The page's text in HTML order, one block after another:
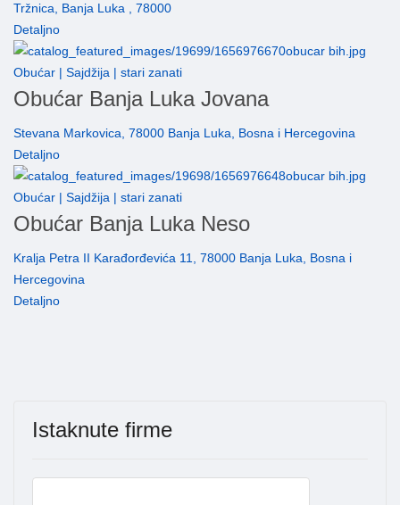
Tržnica, Banja Luka , 78000
Detaljno
Obućar | Sajdžija | stari zanati
Obućar Banja Luka Jovana
Stevana Markovica, 78000 Banja Luka, Bosna i Hercegovina
Detaljno
Obućar | Sajdžija | stari zanati
Obućar Banja Luka Neso
Kralja Petra II Karađorđevića 11, 78000 Banja Luka, Bosna i
Hercegovina
Detaljno
Istaknute firme